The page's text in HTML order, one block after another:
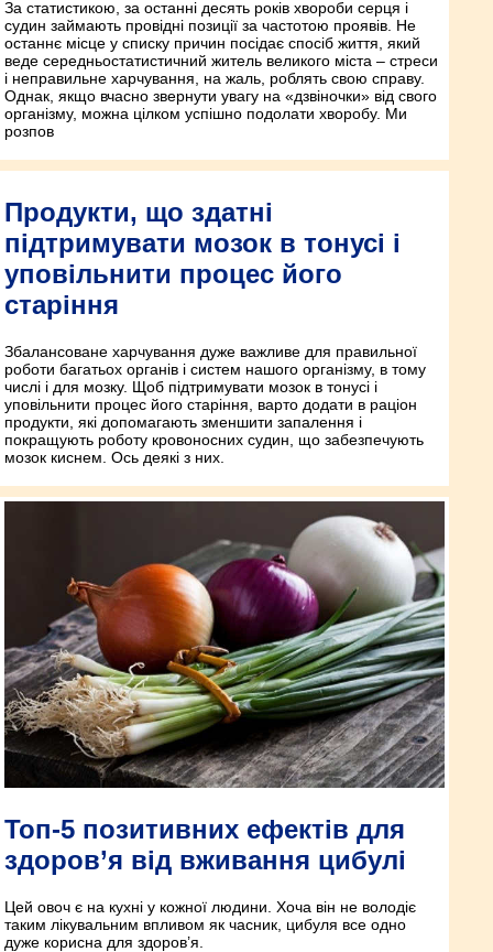
За статистикою, за останні десять років хвороби серця і
судин займають провідні позиції за частотою проявів. Не
останнє місце у списку причин посідає спосіб життя, який
веде середньостатистичний житель великого міста – стреси
і неправильне харчування, на жаль, роблять свою справу.
Однак, якщо вчасно звернути увагу на «дзвіночки» від свого
організму, можна цілком успішно подолати хворобу. Ми
розпов
Продукти, що здатні
підтримувати мозок в тонусі і
уповільнити процес його
старіння
Збалансоване харчування дуже важливе для правильної
роботи багатьох органів і систем нашого організму, в тому
числі і для мозку. Щоб підтримувати мозок в тонусі і
уповільнити процес його старіння, варто додати в раціон
продукти, які допомагають зменшити запалення і
покращують роботу кровоносних судин, що забезпечують
мозок киснем. Ось деякі з них.
Топ-5 позитивних ефектів для
здоров’я від вживання цибулі
Цей овоч є на кухні у кожної людини. Хоча він не володіє
таким лікувальним впливом як часник, цибуля все одно
дуже корисна для здоров’я.